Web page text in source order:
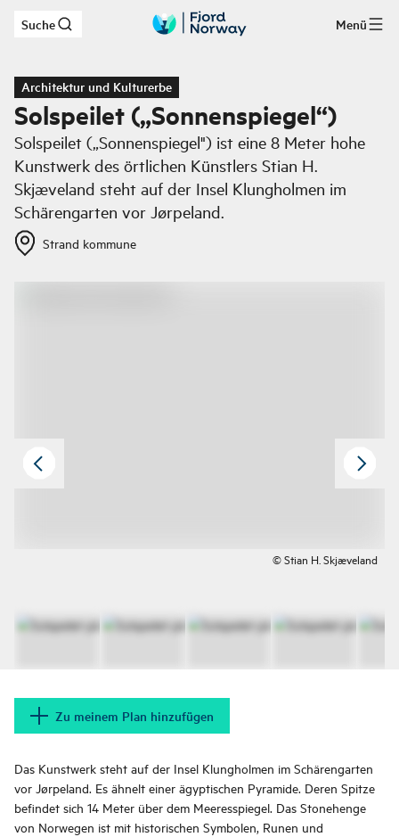
Zum Hauptinhalt
Suche Menü
Architektur und Kulturerbe
Solspeilet („Sonnenspiegel“)
Solspeilet („Sonnenspiegel") ist eine 8 Meter hohe
Kunstwerk des örtlichen Künstlers Stian H.
Skjæveland steht auf der Insel Klungholmen im
Schärengarten vor Jørpeland.
Strand kommune
© Stian H. Skjæveland
Zu meinem Plan hinzufügen
Das Kunstwerk steht auf der Insel Klungholmen im Schärengarten
vor Jørpeland. Es ähnelt einer ägyptischen Pyramide. Deren Spitze
befindet sich 14 Meter über dem Meeresspiegel. Das Stonehenge
von Norwegen ist mit historischen Symbolen, Runen und